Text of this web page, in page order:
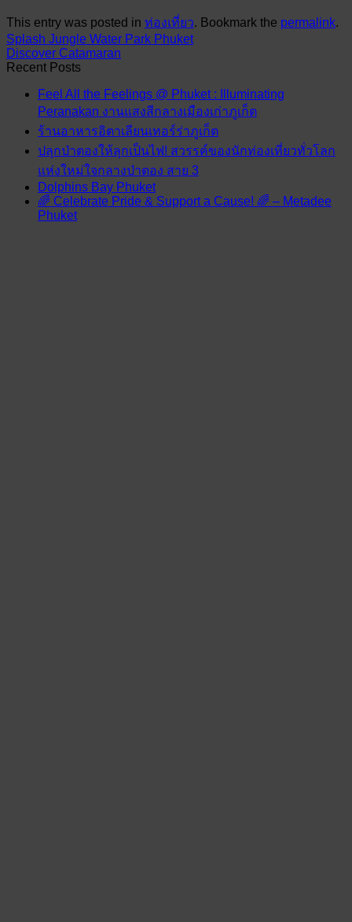
This entry was posted in ท่องเที่ยว. Bookmark the permalink.
Splash Jungle Water Park Phuket
Discover Catamaran
Recent Posts
Feel All the Feelings @ Phuket : Illuminating
Peranakan งานแสงสีกลางเมืองเก่าภูเก็ต
ร้านอาหารอิตาเลียนเทอร์ร่าภูเก็ต
ปลุกป่าตองให้ลุกเป็นไฟ! สวรรค์ของนักท่องเที่ยวทั่วโลก
แห่งใหม่ใจกลางป่าตอง สาย 3
Dolphins Bay Phuket
🌈 Celebrate Pride & Support a Cause! 🌈 – Metadee
Phuket